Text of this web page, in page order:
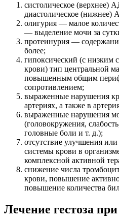
систолическое (верхнее)
диастолическое (нижнее)
олигурия — малое
— выделение мочи за
протеинурия —
более;
гипоксический (с низким
крови) тип центральной
повышенным общим
сопротивлением;
выраженные нарушения
артериях, а также в
выраженные нарушения
(головокружения,
головные боли и т. д.);
отсутствие улучшения
системы крови в
комплексной активной
снижение числа
крови, повышение
повышение количества
Лечение гестоза